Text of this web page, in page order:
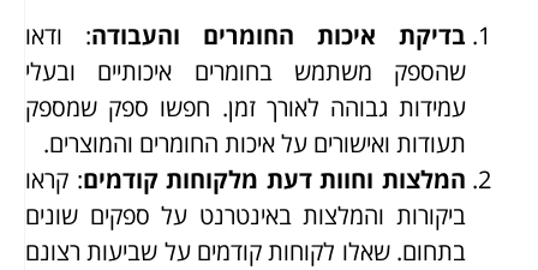
בדיקת איכות החומרים והעבודה: ודאו
שהספק משתמש בחומרים איכותיים ובעלי
עמידות גבוהה לאורך זמן. חפשו ספק שמספק
תעודות ואישורים על איכות החומרים והמוצרים.
המלצות וחוות דעת מלקוחות קודמים: קראו
ביקורות והמלצות באינטרנט על ספקים שונים
בתחום. שאלו לקוחות קודמים על שביעות רצונם